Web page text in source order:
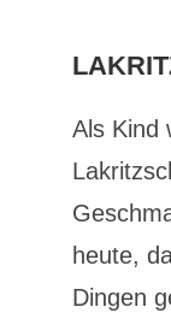
Als Kind
heute,
Dingen